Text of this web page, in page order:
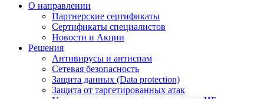
О направлении
Партнерские сертификаты
Сертификаты специалистов
Новости и Акции
Решения
Антивирусы и антиспам
Сетевая безопасность
Защита данных (Data protection)
Защита от таргетированных атак